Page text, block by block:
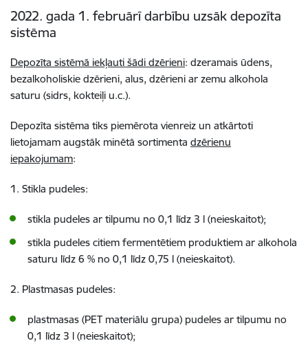
2022. gada 1. februārī darbību uzsāk depozīta
sistēma
Depozīta sistēmā iekļauti šādi dzērieni: dzeramais ūdens,
bezalkoholiskie dzērieni, alus, dzērieni ar zemu alkohola
saturu (sidrs, kokteiļi u.c.).
Depozīta sistēma tiks piemērota vienreiz un atkārtoti
lietojamam augstāk minētā sortimenta dzērienu
iepakojumam:
1. Stikla pudeles:
stikla pudeles ar tilpumu no 0,1 līdz 3 l (neieskaitot);
stikla pudeles citiem fermentētiem produktiem ar alkohola
saturu līdz 6 % no 0,1 līdz 0,75 l (neieskaitot).
2. Plastmasas pudeles:
plastmasas (PET materiālu grupa) pudeles ar tilpumu no
0,1 līdz 3 l (neieskaitot);